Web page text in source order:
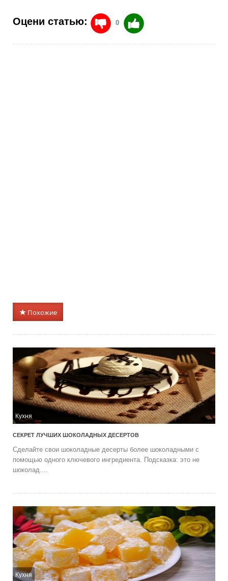
Оцени статью: 0
Похожие
Кухня
СЕКРЕТ ЛУЧШИХ ШОКОЛАДНЫХ ДЕСЕРТОВ
Сделайте свои шоколадные десерты более шоколадными с
помощью одного ключевого ингредиента. Подсказка: это не
шоколад....
Кухня